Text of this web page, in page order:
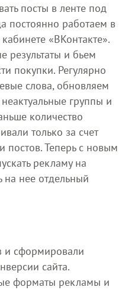
посты в ленте под
постоянно работаем в
«ВКонтакте».
результаты и бьем
покупки. Регулярно
слова, обновляем
группы и
количество
только за счет
постов. Теперь с новым
рекламу на
на нее отдельный
и сформировали
сайта.
форматы рекламы и